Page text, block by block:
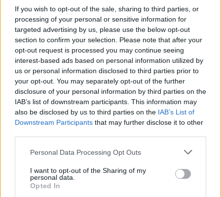
If you wish to opt-out of the sale, sharing to third parties, or
processing of your personal or sensitive information for
targeted advertising by us, please use the below opt-out
section to confirm your selection. Please note that after your
opt-out request is processed you may continue seeing
interest-based ads based on personal information utilized by
us or personal information disclosed to third parties prior to
your opt-out. You may separately opt-out of the further
disclosure of your personal information by third parties on the
IAB’s list of downstream participants. This information may
also be disclosed by us to third parties on the IAB’s List of
Downstream Participants that may further disclose it to other
Please note that this website/app uses one or more Google
not limited to your visit or usage behaviour. You may click to
grant or deny consent to Google and its third-party tags to
use your data for below specified purposes in below Google
Personal Data Processing Opt Outs
I want to opt-out of the Sharing of my
personal data.
Opted In
Na stronie PodkarpacieLive.pl znajdziesz
wynik meczu, strzelców
bramek, kartki, składy, statystyki i informacje o przebiegu
spotkania. To kompletne źródło danych dla kibiców i pasjonatów
lokalnej piłki nożnej. Jeżeli aktualnie nie widzisz tutaj danych z pewnością
pracujemy nad tym żeby je uzupełnić.
Wynik meczu Szarotka Uherce vs LKS Izdebki
Po zakończeniu spotkania automatycznie publikujemyoficjalny wynik
spotkania, a także dane meczowe, jeśli są dostępne.
Pełny harmonogram rozgrywek dostępny jest tutaj:Krosno > Klasa A,
gr. I - terminarz.
Informacje o składach i strzelcach
rezerwowych, zmiany oraz listę strzelców bramek. Informacje te
Jeśli jesteś kibicem klubu Szarotka Uherce lub LKS Izdebki - zaglądaj tutaj
częściej. Nasz serwis regularnie dostarcza informacje o